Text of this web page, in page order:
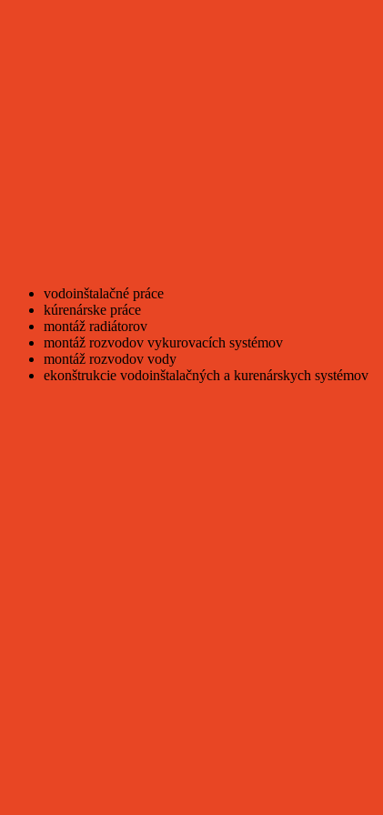
vodoinštalačné práce
kúrenárske práce
montáž radiátorov
montáž rozvodov vykurovacích systémov
montáž rozvodov vody
ekonštrukcie vodoinštalačných a kurenárskych systémov